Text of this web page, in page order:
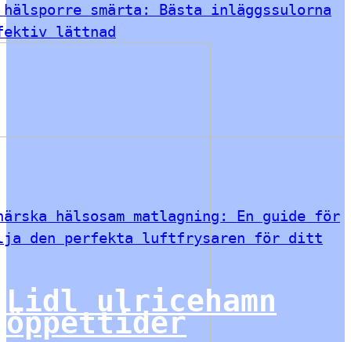
smärta: Bästa inläggssulorna
lättnad
hälsosam matlagning: En guide för
den perfekta luftfrysaren för ditt
Lidl ulricehamn
öppettider